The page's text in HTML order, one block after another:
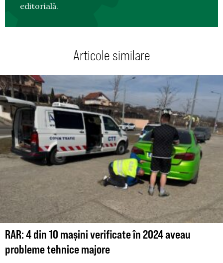
editorială.
Articole similare
RAR: 4 din 10 mașini verificate în 2024 aveau
probleme tehnice majore